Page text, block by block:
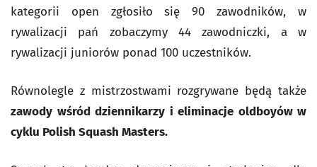
kategorii open zgłosiło się 90 zawodników, w
rywalizacji pań zobaczymy 44 zawodniczki, a w
rywalizacji juniorów ponad 100 uczestników.
Równolegle z mistrzostwami rozgrywane będą także
zawody wśród dziennikarzy i eliminacje oldboyów w
cyklu Polish Squash Masters.